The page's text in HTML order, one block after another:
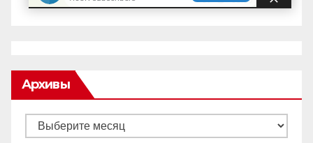
Архивы
Архивы